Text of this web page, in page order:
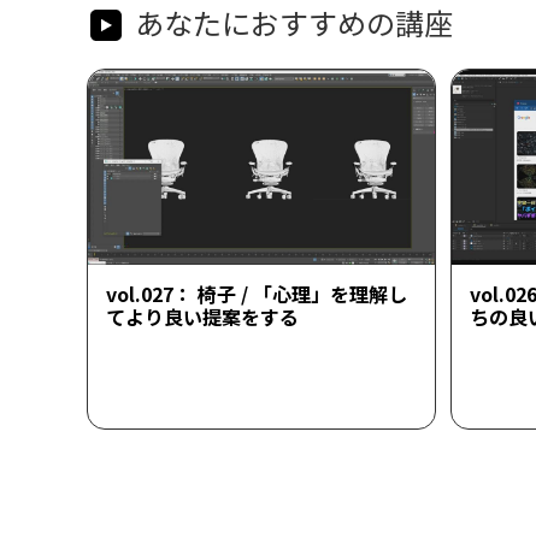
あなたにおすすめの講座
vol.027： 椅子 / 「心理」を理解し
てより良い提案をする ちの良